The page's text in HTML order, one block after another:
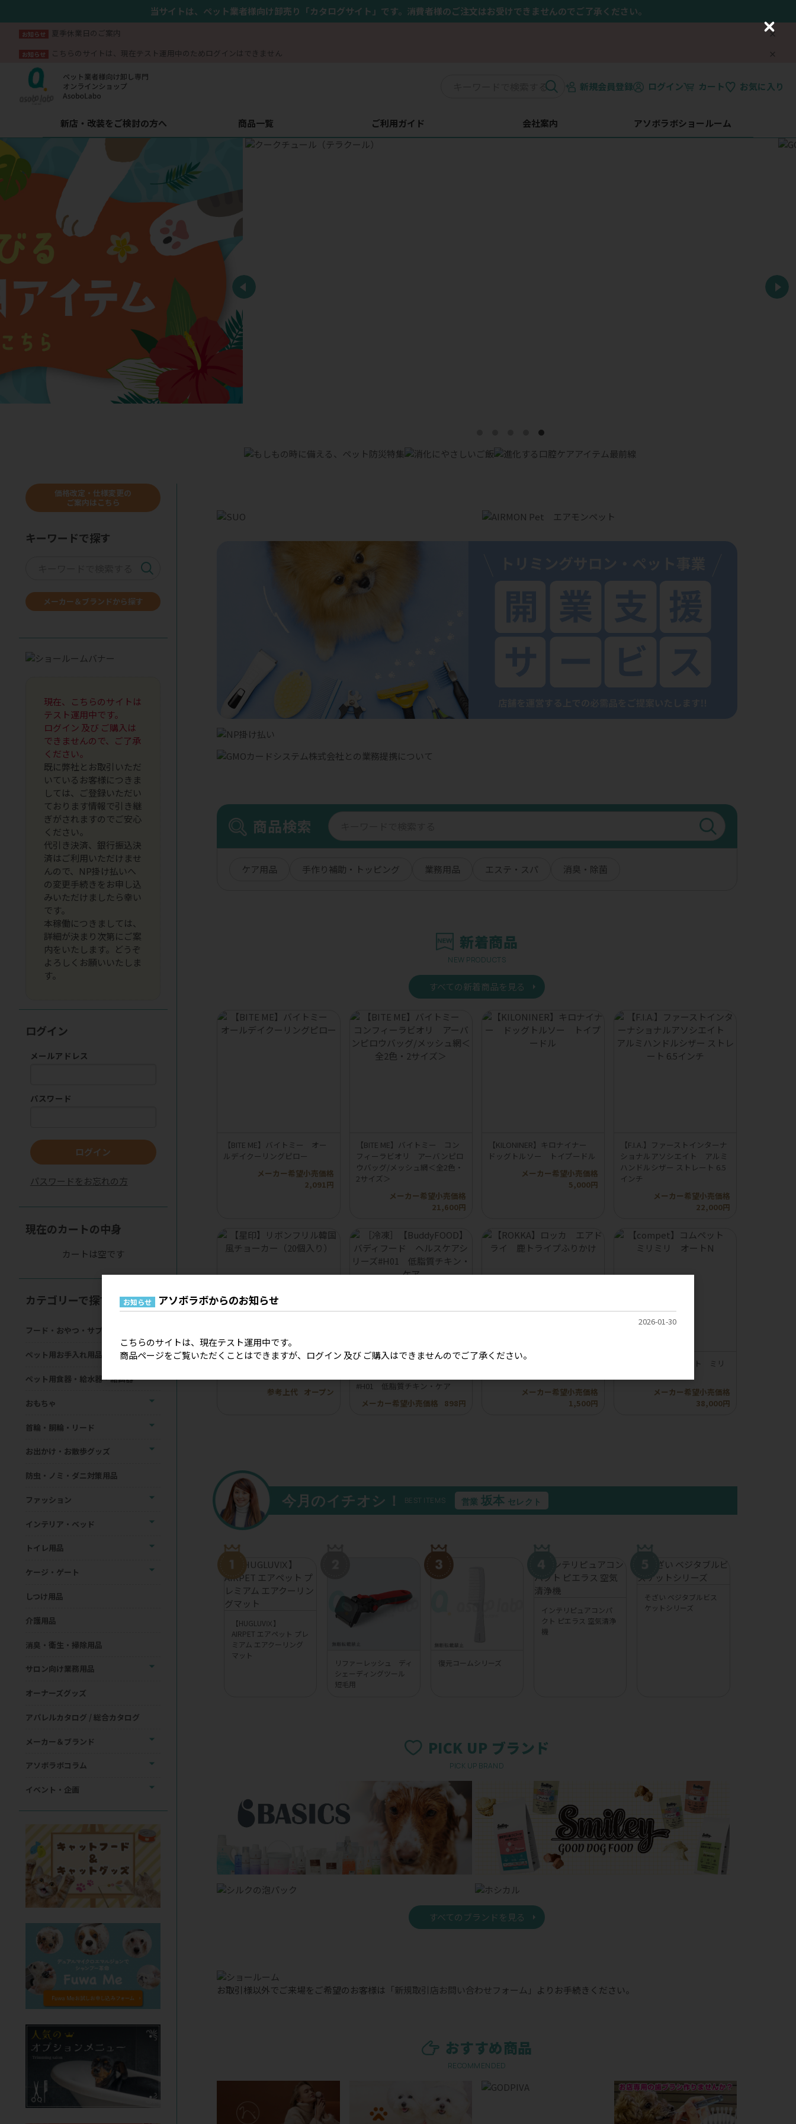
当サイトは、ペット業者様向け卸売り「カタログサイト」です。消費者様のご注文はお受けできませんのでご了承ください。
お知らせ 夏季休業日のご案内
お知らせ こちらのサイトは、現在テスト運用中のためログインはできません
新規会員登録 ログイン カート お気に入り
新店・改装をご検討の方へ 商品一覧 ご利用ガイド 会社案内 アソボラボショールーム
商品検索
ケア用品 手作り補助・トッピング 業務用品 エステ・スパ 消臭・除菌
新着商品
NEW PRODUCTS
すべての新着商品を見る
【BITE ME】バイトミー オー
ルデイクーリングピロー
メーカー希望小売価格
2,091円
【BITE ME】バイトミー コン
フィーラビオリ アーバンピロ
ウバッグ/メッシュ網＜全2色・
2サイズ＞
メーカー希望小売価格
21,600円
【KILONINER】キロナイナー
ドッグトルソー トイプードル
メーカー希望小売価格
5,000円
【F.I.A.】ファーストインターナ
ショナルアソシエイト アルミ
ハンドルシザー ストレート 6.5
インチ
メーカー希望小売価格
22,000円
【星印】リボンフリル韓国風チ
参考上代
オープン
［冷凍］【BuddyFOOD】バデ
#H01 低脂質チキン・ケア
メーカー希望小売価格
898円
【ROKKA】ロッカ エアドラ
メーカー希望小売価格
1,500円
【compet】コムペット ミリ
メーカー希望小売価格
38,000円
今月のイチオシ！ BEST ITEMS 営業 坂本 セレクト
【HUGLUVⅨ】
AIRPET エアペット プレ
ミアム エアクーリング
マット
リファーレッシュ ディ
シェーディングツール
短毛用
復元コームシリーズ
インテリピュアコンパ
クト ピエラス 空気清浄
機
そざい ベジタブルビス
ケットシリーズ
PICK UP ブランド
PICK UP BRAND
すべてのブランドを見る
お取引様以外でご来場をご希望のお客様は 「新規取引店お問い合わせフォーム」 よりお手続きください。
おすすめ商品
RECOMMENDED
価格改定・仕様変更の
ご案内はこちら
キーワードで探す
メーカー＆ブランドから探す
現在、こちらのサイトは
テスト運用中です。
ログイン 及び ご購入は
できませんので、ご了承
ください。
既に弊社とお取引いただ
いているお客様につきま
しては、ご登録いただい
ております情報で引き継
ぎがされますのでご安心
ください。
代引き決済、銀行振込決
済はご利用いただけませ
んので、NP掛け払いへ
の変更手続きをお申し込
みいただけましたら幸い
です。
本稼働につきましては、
詳細が決まり次第にご案
内をいたします。どうぞ
よろしくお願いいたしま
す。
ログイン
メールアドレス
パスワード
ログイン
パスワードをお忘れの方
現在のカートの中身
カートは空です
カテゴリーで探す
フード・おやつ・サプリメント
ペット用お手入れ用品
ペット用食器・給水器・給餌器
おもちゃ
首輪・胴輪・リード
お出かけ・お散歩グッズ
防虫・ノミ・ダニ対策用品
ファッション
インテリア・ベッド
トイレ用品
ケージ・ゲート
しつけ用品
介護用品
消臭・衛生・掃除用品
サロン向け業務用品
オーナーズグッズ
アパレルカタログ / 総合カタログ
メーカー＆ブランド
アソボラボコラム
イベント・企画
お知らせ アソボラボからのお知らせ
2026-01-30
こちらのサイトは、現在テスト運用中です。
商品ページをご覧いただくことはできますが、ログイン 及び ご購入はできませんのでご了承ください。
C
o